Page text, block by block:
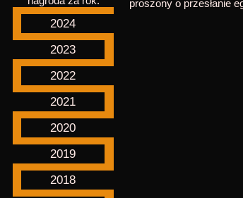
2024
2023
2022
2021
2020
2019
2018
proszony o przesłanie